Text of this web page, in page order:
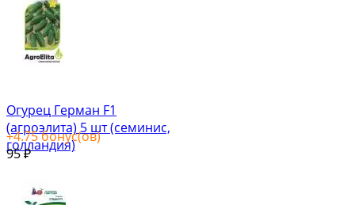
Огурец Герман F1
(агроэлита) 5 шт (семинис,
голландия)
+4.75бонус(ов)
95₽